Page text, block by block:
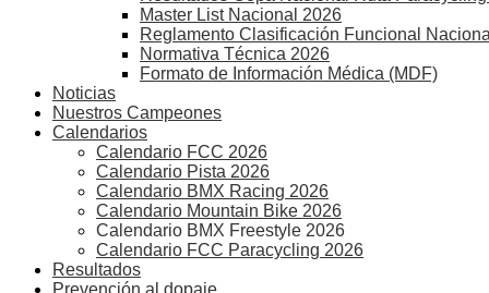
Master List Nacional 2026
Reglamento Clasificación Funcional Nacional
Normativa Técnica 2026
Formato de Información Médica (MDF)
Noticias
Nuestros Campeones
Calendarios
Calendario FCC 2026
Calendario Pista 2026
Calendario BMX Racing 2026
Calendario Mountain Bike 2026
Calendario BMX Freestyle 2026
Calendario FCC Paracycling 2026
Resultados
Prevención al dopaje